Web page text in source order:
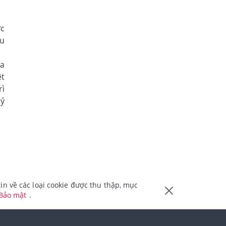
về các loại cookie được thu thập, mục
mật .